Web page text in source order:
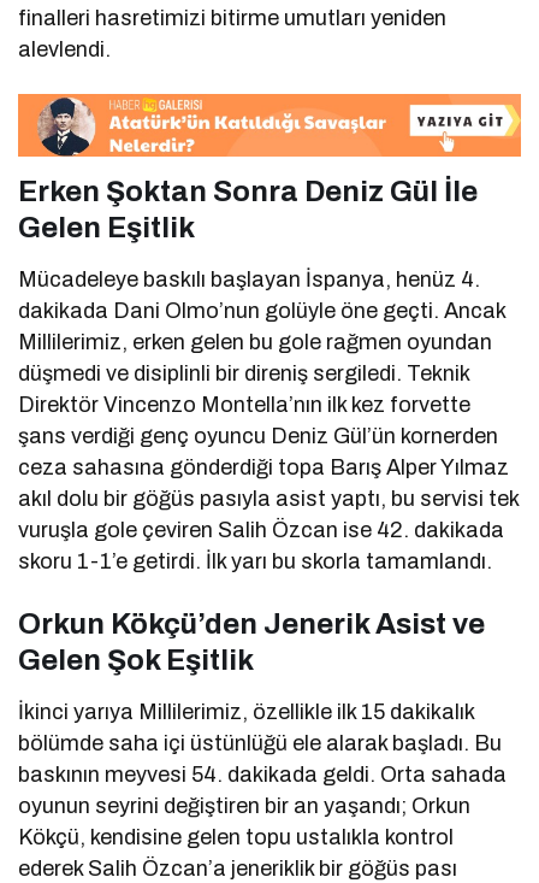
finalleri hasretimizi bitirme umutları yeniden
alevlendi.
Erken Şoktan Sonra Deniz Gül İle
Gelen Eşitlik
Mücadeleye baskılı başlayan İspanya, henüz 4.
dakikada Dani Olmo’nun golüyle öne geçti. Ancak
Millilerimiz, erken gelen bu gole rağmen oyundan
düşmedi ve disiplinli bir direniş sergiledi. Teknik
Direktör Vincenzo Montella’nın ilk kez forvette
şans verdiği genç oyuncu Deniz Gül’ün kornerden
ceza sahasına gönderdiği topa Barış Alper Yılmaz
akıl dolu bir göğüs pasıyla asist yaptı, bu servisi tek
vuruşla gole çeviren Salih Özcan ise 42. dakikada
skoru 1-1’e getirdi. İlk yarı bu skorla tamamlandı.
Orkun Kökçü’den Jenerik Asist ve
Gelen Şok Eşitlik
İkinci yarıya Millilerimiz, özellikle ilk 15 dakikalık
bölümde saha içi üstünlüğü ele alarak başladı. Bu
baskının meyvesi 54. dakikada geldi. Orta sahada
oyunun seyrini değiştiren bir an yaşandı; Orkun
Kökçü, kendisine gelen topu ustalıkla kontrol
ederek Salih Özcan’a jeneriklik bir göğüs pası